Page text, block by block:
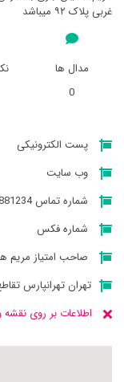
غربی پلاک ۹۲ میباشد
مدال ها
0
پست الکترونیکی
وب سایت
شماره تماس 77881234
شماره فکس
صاحب امتیاز مریم
تهران تهرانپارس
اطلاعات بر روی